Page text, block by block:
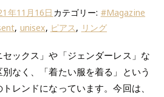
年11月16日 カテゴリー: #Magazine
, unisex, ピアス, リング
ックス」や「ジェンダーレス」な
なく、「着たい服を着る」という
レンドになっています。今回は、